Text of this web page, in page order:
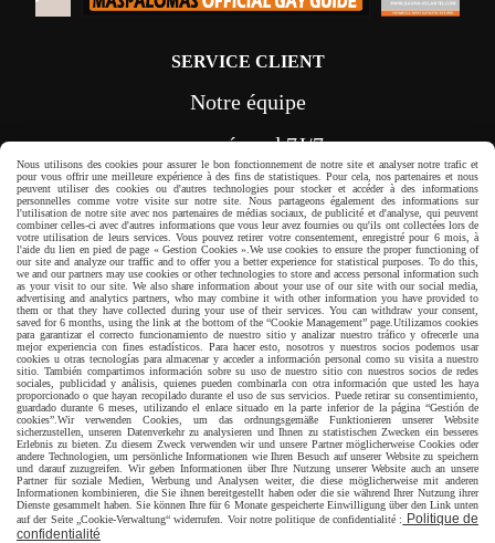
SERVICE CLIENT
Notre équipe
vous répond 7J/7
depuis le formulaire
CONTACT
Paiement sécurisé
Nous utilisons des cookies pour assurer le bon fonctionnement de notre site et analyser notre trafic et
pour vous offrir une meilleure expérience à des fins de statistiques. Pour cela, nos partenaires et nous
peuvent utiliser des cookies ou d'autres technologies pour stocker et accéder à des informations
personnelles comme votre visite sur notre site. Nous partageons également des informations sur
l'utilisation de notre site avec nos partenaires de médias sociaux, de publicité et d'analyse, qui peuvent
combiner celles-ci avec d'autres informations que vous leur avez fournies ou qu'ils ont collectées lors de
votre utilisation de leurs services. Vous pouvez retirer votre consentement, enregistré pour 6 mois, à
l'aide du lien en pied de page « Gestion Cookies ». We use cookies to ensure the proper functioning of
our site and analyze our traffic and to offer you a better experience for statistical purposes. To do this,
we and our partners may use cookies or other technologies to store and access personal information such
as your visit to our site. We also share information about your use of our site with our social media,
advertising and analytics partners, who may combine it with other information you have provided to
them or that they have collected during your use of their services. You can withdraw your consent,
saved for 6 months, using the link at the bottom of the “Cookie Management” page. Utilizamos cookies
para garantizar el correcto funcionamiento de nuestro sitio y analizar nuestro tráfico y ofrecerle una
mejor experiencia con fines estadísticos. Para hacer esto, nosotros y nuestros socios podemos usar
cookies u otras tecnologías para almacenar y acceder a información personal como su visita a nuestro
sitio. También compartimos información sobre su uso de nuestro sitio con nuestros socios de redes
sociales, publicidad y análisis, quienes pueden combinarla con otra información que usted les haya
proporcionado o que hayan recopilado durante el uso de sus servicios. Puede retirar su consentimiento,
guardado durante 6 meses, utilizando el enlace situado en la parte inferior de la página “Gestión de
cookies”. Wir verwenden Cookies, um das ordnungsgemäße Funktionieren unserer Website
sicherzustellen, unseren Datenverkehr zu analysieren und Ihnen zu statistischen Zwecken ein besseres
Erlebnis zu bieten. Zu diesem Zweck verwenden wir und unsere Partner möglicherweise Cookies oder
andere Technologien, um persönliche Informationen wie Ihren Besuch auf unserer Website zu speichern
und darauf zuzugreifen. Wir geben Informationen über Ihre Nutzung unserer Website auch an unsere
Partner für soziale Medien, Werbung und Analysen weiter, die diese möglicherweise mit anderen
Informationen kombinieren, die Sie ihnen bereitgestellt haben oder die sie während Ihrer Nutzung ihrer
Dienste gesammelt haben. Sie können Ihre für 6 Monate gespeicherte Einwilligung über den Link unten
auf der Seite „Cookie-Verwaltung“ widerrufen. Voir notre politique de confidentialité :
Politique de
confidentialité